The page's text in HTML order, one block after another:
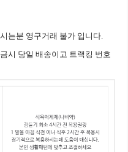
는분 영구거래 불가 입니다.
시 당일 배송이고 트랙킹 번호